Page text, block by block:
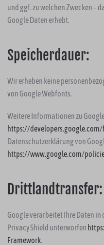
und ggf. zu welchen Zwecken –
Google Daten erhebt.
Speicherdauer:
Wir erheben keine
von Google Webfonts.
Weitere Informationen zu
https://
Datenschutzerklärung von
https://www.google.com/
Drittlandtransfer:
Google verarbeitet Ihre Daten in
Privacy Shield unterworfen
Framework.